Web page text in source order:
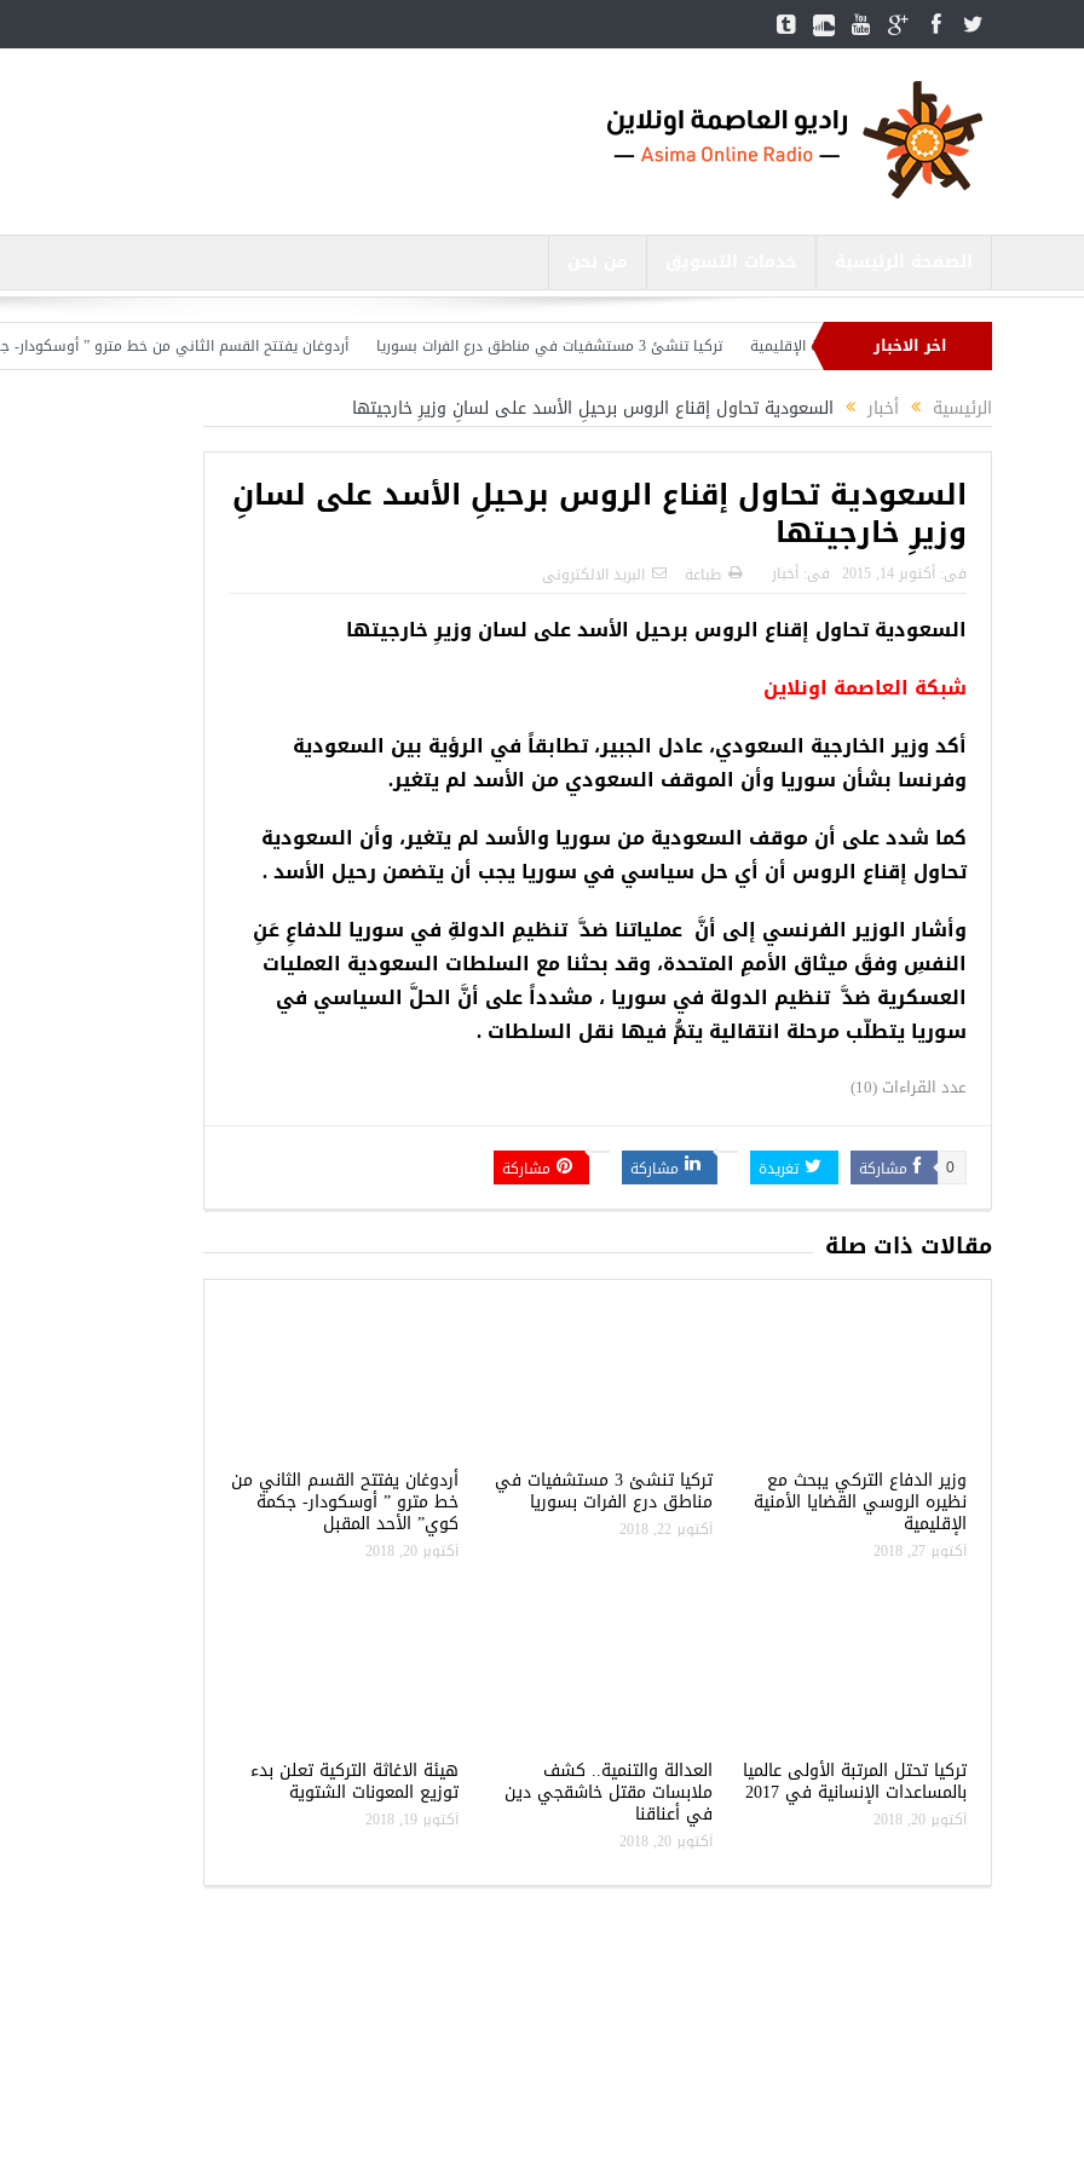
اخر الاخبار
مع نظيره الروسي القضايا الأمنية الإقليمية تركيا تنشئ 3 مستشفيات في مناطق درع الفرات بسوريا أردوغان يفتتح القسم الثاني من خط مترو ” أوسكودار- جكمة
لشنّ عملية جديدة في سوريا.. وأردوغان يحذّر
الرئيسية أخبار السعودية تحاول إقناع الروس برحيلِ الأسد على لسانِ وزيرِ خارجيتها
السعودية تحاول إقناع الروس برحيلِ الأسد على لسانِ
وزيرِ خارجيتها
فى:أكتوبر 14, 2015 فى:أخبار طباعة البريد الالكترونى
السعودية تحاول إقناع الروس برحيل الأسد على لسان وزيرِ خارجيتها
شبكة العاصمة اونلاين
أكد وزير الخارجية السعودي، عادل الجبير، تطابقاً في الرؤية بين السعودية
وفرنسا بشأن سوريا وأن الموقف السعودي من الأسد لم يتغير.
كما شدد على أن موقف السعودية من سوريا والأسد لم يتغير، وأن السعودية
تحاول إقناع الروس أن أي حل سياسي في سوريا يجب أن يتضمن رحيل الأسد .
وأشار الوزير الفرنسي إلى أنَّ عملياتنا ضدَّ تنظيمِ الدولةِ في سوريا للدفاعِ عَنِ
النفسِ وفقَ ميثاق الأممِ المتحدة، وقد بحثنا مع السلطات السعودية العمليات
العسكرية ضدَّ تنظيم الدولة في سوريا ، مشدداً على أنَّ الحلَّ السياسي في
سوريا يتطلّب مرحلة انتقالية يتمُّ فيها نقل السلطات .
عدد القراءات (10)
مشاركة 0 تغريدة مشاركة مشاركة
مقالات ذات صلة
وزير الدفاع التركي يبحث مع
نظيره الروسي القضايا الأمنية
الإقليمية
أكتوبر 27, 2018
تركيا تنشئ 3 مستشفيات في
مناطق درع الفرات بسوريا
أكتوبر 22, 2018
أردوغان يفتتح القسم الثاني من
خط مترو ” أوسكودار- جكمة
كوي” الأحد المقبل
أكتوبر 20, 2018
تركيا تحتل المرتبة الأولى عالميا
بالمساعدات الإنسانية في 2017
أكتوبر 20, 2018
العدالة والتنمية.. كشف
ملابسات مقتل خاشقجي دين
في أعناقنا
أكتوبر 20, 2018
هيئة الاغاثة التركية تعلن بدء
توزيع المعونات الشتوية
أكتوبر 19, 2018
رسائل تحذيرية من الشرطة التركية
للاجئين السوريين.. تعرف عليها
الاولية للمنحة التركية